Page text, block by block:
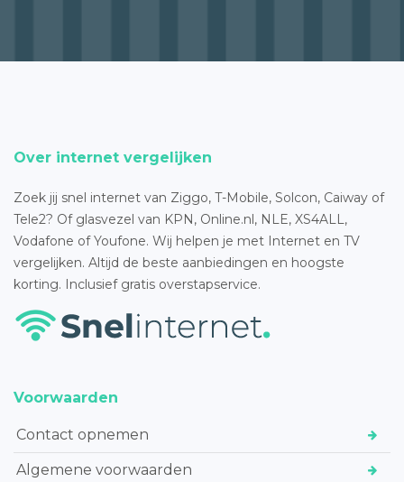
Over internet vergelijken
Zoek jij snel internet van Ziggo, T-Mobile, Solcon, Caiway of
Tele2? Of glasvezel van KPN, Online.nl, NLE, XS4ALL,
Vodafone of Youfone. Wij helpen je met Internet en TV
vergelijken. Altijd de beste aanbiedingen en hoogste
korting. Inclusief gratis overstapservice.
Voorwaarden
Contact opnemen
Algemene voorwaarden